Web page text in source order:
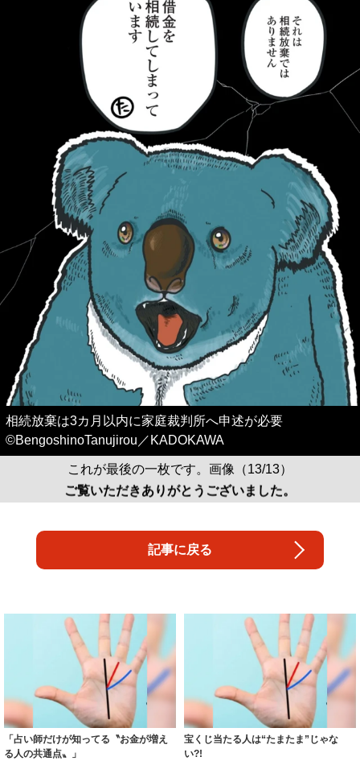
相続放棄は3カ月以内に家庭裁判所へ申述が必要
©BengoshinoTanujirou／KADOKAWA
これが最後の一枚です。画像（13/13）
ご覧いただきありがとうございました。
記事に戻る
「占い師だけが知ってる〝お金が増え
る人の共通点〟」
宝くじ当たる人は“たまたま”じゃな
い?!